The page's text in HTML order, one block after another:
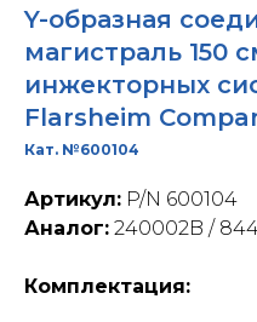
Y-образная
магистраль 150
инжекторных
Flarsheim
Кат. №600104
Артикул: P/N 600104
Аналог: 240002B /
Комплектация: